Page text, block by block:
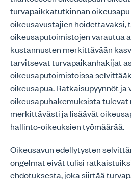
turvapaikkatutkinnan
oikeusavustajien hoidettavaksi,
oikeusaputoimistojen varautua
kustannusten merkittävään
tarvitsevat turvapaikanhakijat
oikeusaputoimistoissa
oikeusapua. Ratkaisupyynnöt
oikeusapuhakemuksista tulevat
merkittävästi ja lisäävät
hallinto-oikeuksien työmäärää.
Oikeusavun edellytysten
ongelmat eivät tulisi
ehdotuksesta, joka siirtää